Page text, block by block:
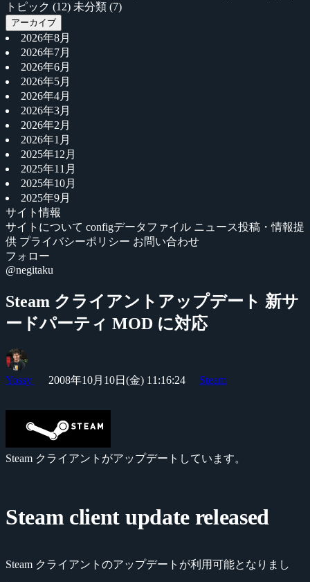
トピック (12) 未分類 (7)
アーカイブ
2026年8月
2026年7月
2026年6月
2026年5月
2026年4月
2026年3月
2026年2月
2026年1月
2025年12月
2025年11月
2025年10月
2025年9月
サイト情報
サイトについて configデータファイル ニュース投稿・情報提
供 プライバシーポリシー お問い合わせ
フォロー
@negitaku
Steam クライアントアップデート 新サ
ードパーティ MOD に対応
Yossy 2008年10月10日(金) 11:16:24 Steam
Steam クライアントがアップデートしています。
Steam client update released
Steam クライアントのアップデートが利用可能となりまし